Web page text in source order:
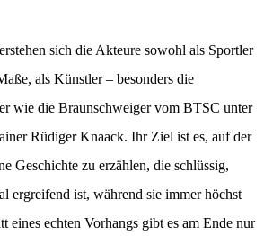
sich die Akteure sowohl als Sportler
als Künstler – besonders die
wie die Braunschweiger vom BTSC unter
Rüdiger Knaack. Ihr Ziel ist es, auf der
Geschichte zu erzählen, die schlüssig,
ergreifend ist, während sie immer höchst
eines echten Vorhangs gibt es am Ende nur